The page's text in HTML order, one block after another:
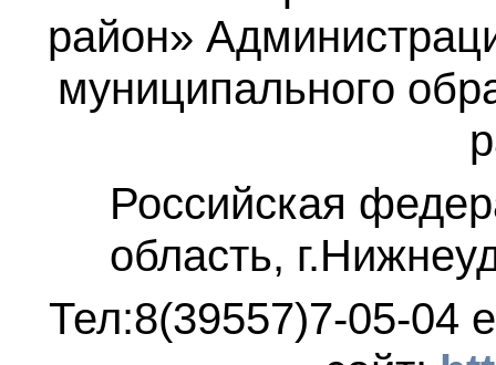
район»
муниципального
Российская
область,
Тел:8(39557)7-05-04